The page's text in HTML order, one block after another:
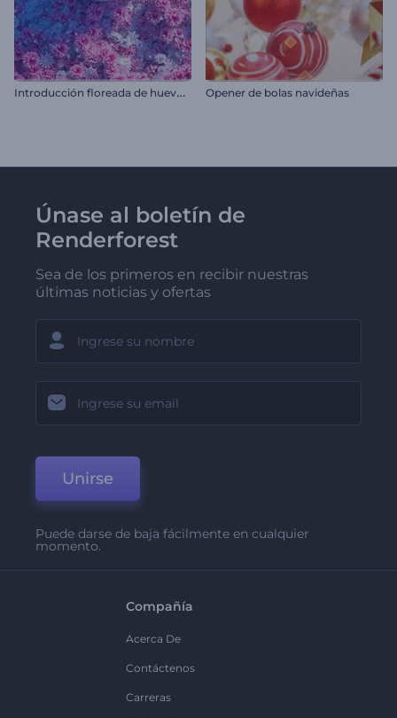
I
ntroducción floreada de huevos de pascua Opener de bolas navideñas
Únase al boletín de
Renderforest
Sea de los primeros en recibir nuestras
últimas noticias y ofertas
Unirse
Puede darse de baja fácilmente en cualquier
momento.
Compañía
Acerca De
Contáctenos
Carreras